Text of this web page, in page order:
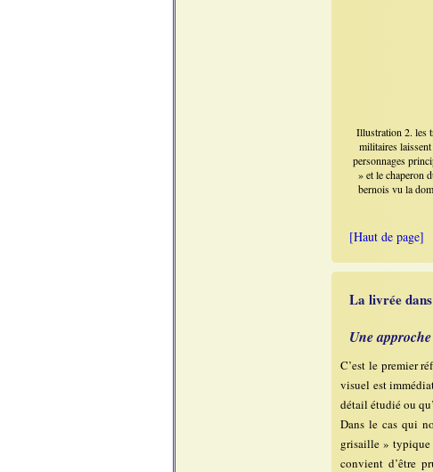
Illustration 2. les
militaires
personnages
» et le chaperon
bernois vu la
[Haut de page]
La livrée
Une
C’est le premier
visuel est
détail étudié ou
Dans le cas qui
grisaille » typique
convient d’être